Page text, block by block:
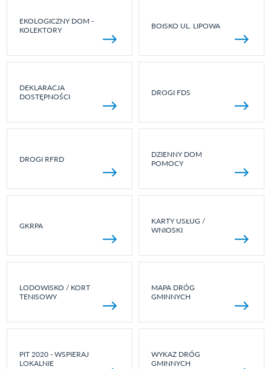
EKOLOGICZNY DOM -
KOLEKTORY
BOISKO UL. LIPOWA
DEKLARACJA
DOSTĘPNOŚCI
DROGI FDS
DROGI RFRD
DZIENNY DOM
POMOCY
GKRPA
KARTY USŁUG /
WNIOSKI
LODOWISKO / KORT
TENISOWY
MAPA DRÓG
GMINNYCH
PIT 2020 - WSPIERAJ
LOKALNIE
WYKAZ DRÓG
GMINNYCH